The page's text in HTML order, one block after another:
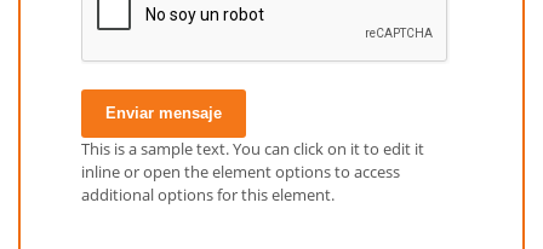
Enviar mensaje
This is a sample text. You can click on it to edit it
inline or open the element options to access
additional options for this element.